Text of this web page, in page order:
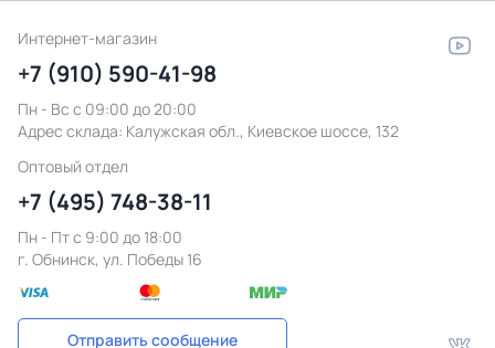
Интернет-магазин
+7 (910) 590-41-98
Пн - Вс с 09:00 до 20:00
Адрес склада: Калужская обл., Киевское шоссе, 132
Оптовый отдел
+7 (495) 748-38-11
Пн - Пт c 9:00 до 18:00
г. Обнинск, ул. Победы 16
Отправить сообщение